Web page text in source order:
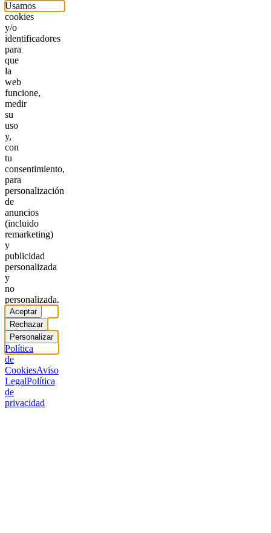
Usamos
cookies
y/o
identificadores
para
que
la
web
funcione,
medir
su
uso
y,
con
tu
consentimiento,
para
personalización
de
anuncios
(incluido
remarketing)
y
publicidad
personalizada
y
no
personalizada.
Aceptar
Rechazar
Personalizar
Política
de
CookiesAviso
LegalPolítica
de
privacidad